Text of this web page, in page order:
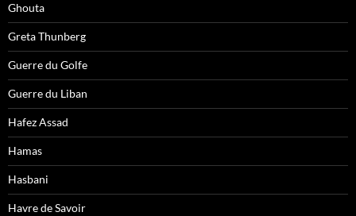
Ghouta
Greta Thunberg
Guerre du Golfe
Guerre du Liban
Hafez Assad
Hamas
Hasbani
Havre de Savoir